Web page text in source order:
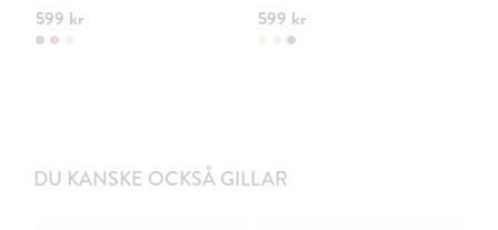
599 kr 599 kr
DU KANSKE OCKSÅ GILLAR